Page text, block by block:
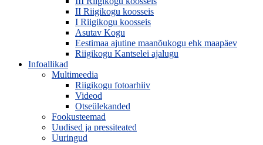
II Riigikogu koosseis
I Riigikogu koosseis
Asutav Kogu
Eestimaa ajutine maanõukogu ehk maapäev
Riigikogu Kantselei ajalugu
Infoallikad
Multimeedia
Riigikogu fotoarhiiv
Videod
Otseülekanded
Fookusteemad
Uudised ja pressiteated
Uuringud